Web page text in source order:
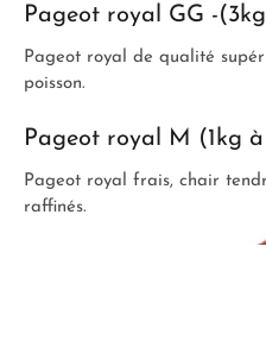
Pageot royal GG -
Pageot royal de qualité
poisson.
Pageot royal M (1kg
Pageot royal frais, chair
raffinés.